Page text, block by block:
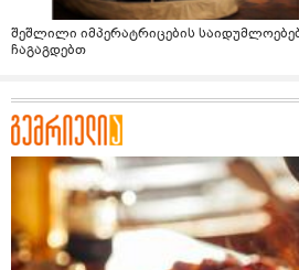
შეშლილი იმპერატრიცების
ჩაგაგდებთ